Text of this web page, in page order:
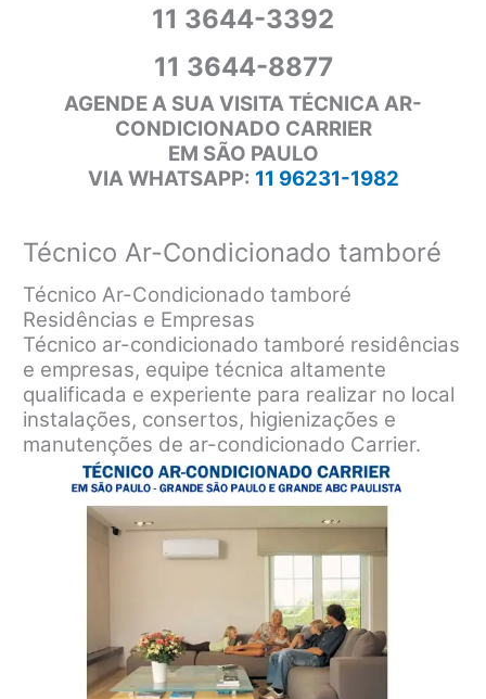
11 3644-3392
11 3644-8877
AGENDE A SUA VISITA TÉCNICA AR-
CONDICIONADO CARRIER
EM SÃO PAULO
VIA WHATSAPP: 11 96231-1982
Técnico Ar-Condicionado tamboré
Técnico Ar-Condicionado tamboré
Residências e Empresas
Técnico ar-condicionado tamboré residências
e empresas, equipe técnica altamente
qualificada e experiente para realizar no local
instalações, consertos, higienizações e
manutenções de ar-condicionado Carrier.